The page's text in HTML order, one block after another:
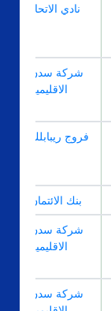
نادي الاتحاد
شركة سدن
الاقليميه
فروج ريبابلك
بنك الائتمان
شركة سدن
الاقليميه
شركة سدن